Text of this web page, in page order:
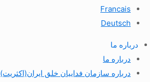
Francais
Deutsch
درباره ما
درباره ما
درباره سازمان فداییان خلق ایران(اکثریت)